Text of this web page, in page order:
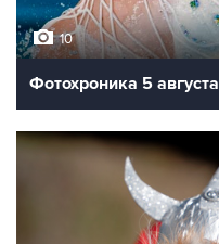
10
Фотохроника 5 августа